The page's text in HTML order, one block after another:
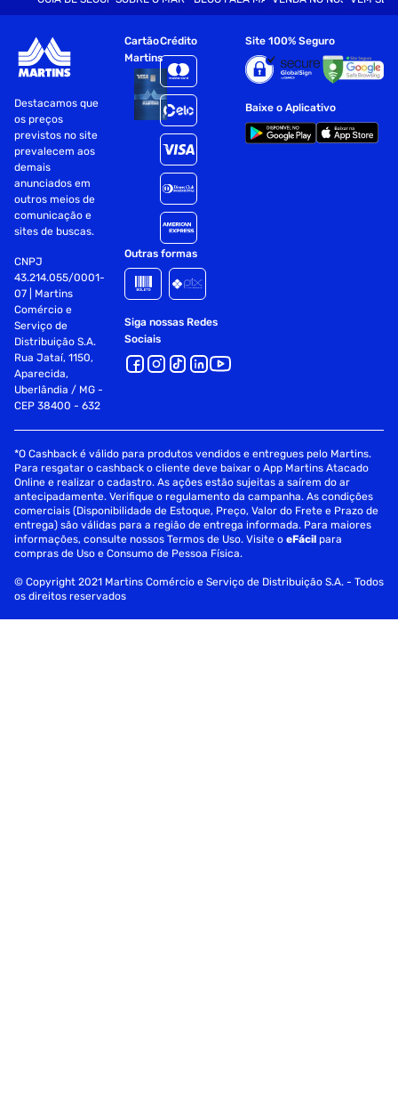
Destacamos que
os preços
previstos no site
prevalecem aos
demais
anunciados em
outros meios de
comunicação e
sites de buscas.
CNPJ
43.214.055/0001-
07 | Martins
Comércio e
Serviço de
Distribuição S.A.
Rua Jataí, 1150,
Aparecida,
Uberlândia / MG -
CEP 38400 - 632
Cartão
Martins
Crédito
Outras formas
Siga nossas Redes
Sociais
Site 100% Seguro
Baixe o Aplicativo
*O Cashback é válido para produtos vendidos e entregues pelo Martins.
Para resgatar o cashback o cliente deve baixar o App Martins Atacado
Online e realizar o cadastro. As ações estão sujeitas a saírem do ar
antecipadamente. Verifique o regulamento da campanha. As condições
comerciais (Disponibilidade de Estoque, Preço, Valor do Frete e Prazo de
entrega) são válidas para a região de entrega informada. Para maiores
informações, consulte nossos Termos de Uso. Visite oeFácil para
compras de Uso e Consumo de Pessoa Física.
© Copyright 2021 Martins Comércio e Serviço de Distribuição S.A. - Todos
os direitos reservados